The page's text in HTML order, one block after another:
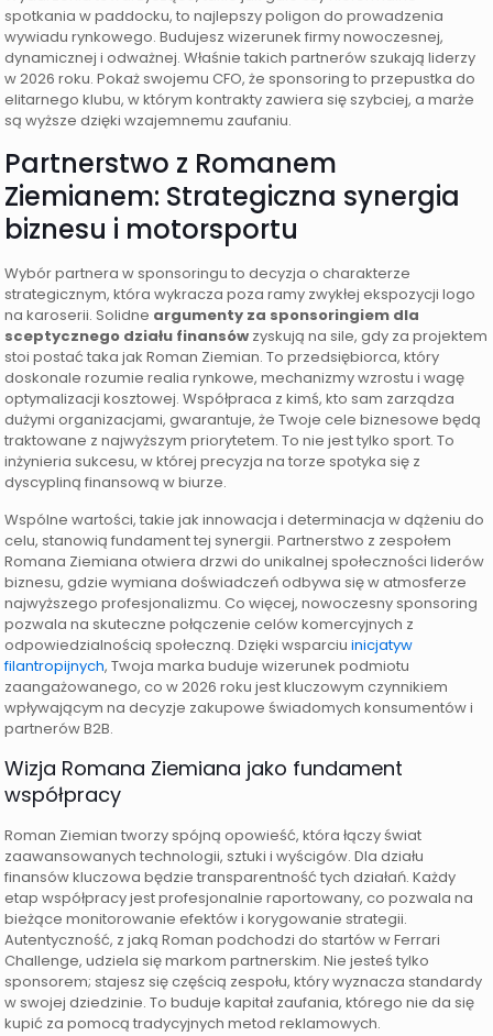
spotkania w paddocku, to najlepszy poligon do prowadzenia
wywiadu rynkowego. Budujesz wizerunek firmy nowoczesnej,
dynamicznej i odważnej. Właśnie takich partnerów szukają liderzy
w 2026 roku. Pokaż swojemu CFO, że sponsoring to przepustka do
elitarnego klubu, w którym kontrakty zawiera się szybciej, a marże
są wyższe dzięki wzajemnemu zaufaniu.
Partnerstwo z Romanem
Ziemianem: Strategiczna synergia
biznesu i motorsportu
Wybór partnera w sponsoringu to decyzja o charakterze
strategicznym, która wykracza poza ramy zwykłej ekspozycji logo
na karoserii. Solidne argumenty za sponsoringiem dla
sceptycznego działu finansów zyskują na sile, gdy za projektem
stoi postać taka jak Roman Ziemian. To przedsiębiorca, który
doskonale rozumie realia rynkowe, mechanizmy wzrostu i wagę
optymalizacji kosztowej. Współpraca z kimś, kto sam zarządza
dużymi organizacjami, gwarantuje, że Twoje cele biznesowe będą
traktowane z najwyższym priorytetem. To nie jest tylko sport. To
inżynieria sukcesu, w której precyzja na torze spotyka się z
dyscypliną finansową w biurze.
Wspólne wartości, takie jak innowacja i determinacja w dążeniu do
celu, stanowią fundament tej synergii. Partnerstwo z zespołem
Romana Ziemiana otwiera drzwi do unikalnej społeczności liderów
biznesu, gdzie wymiana doświadczeń odbywa się w atmosferze
najwyższego profesjonalizmu. Co więcej, nowoczesny sponsoring
pozwala na skuteczne połączenie celów komercyjnych z
odpowiedzialnością społeczną. Dzięki wsparciuinicjatyw
filantropijnych, Twoja marka buduje wizerunek podmiotu
zaangażowanego, co w 2026 roku jest kluczowym czynnikiem
wpływającym na decyzje zakupowe świadomych konsumentów i
partnerów B2B.
Wizja Romana Ziemiana jako fundament
współpracy
Roman Ziemian tworzy spójną opowieść, która łączy świat
zaawansowanych technologii, sztuki i wyścigów. Dla działu
finansów kluczowa będzie transparentność tych działań. Każdy
etap współpracy jest profesjonalnie raportowany, co pozwala na
bieżące monitorowanie efektów i korygowanie strategii.
Autentyczność, z jaką Roman podchodzi do startów w Ferrari
Challenge, udziela się markom partnerskim. Nie jesteś tylko
sponsorem; stajesz się częścią zespołu, który wyznacza standardy
w swojej dziedzinie. To buduje kapitał zaufania, którego nie da się
kupić za pomocą tradycyjnych metod reklamowych.